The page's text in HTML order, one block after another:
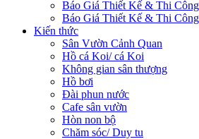
Báo Giá Thiết Kế & Thi
Báo Giá Thiết Kế & Thi
Kiến thức
Sân Vườn Cảnh Quan
Hồ cá Koi/ cá Koi
Không gian sân thượng
Hồ bơi
Đài phun nước
Cafe sân vườn
Hòn non bộ
Chăm sóc/ Duy tu